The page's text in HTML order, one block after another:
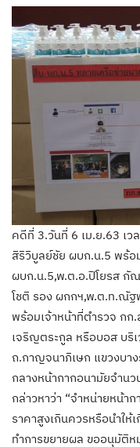
คดีที่ 3.วันที่ 6 เม.ย.63 เ
สิริวิบูลย์ชัย ผบก.น.5 พร้
ผบก.น.5,พ.ต.อ.ปิโยรส กั
โชติ รอง ผกกฯ,พ.ต.ท.ณั
พร้อมเจ้าหน้าที่ตำรวจ กก
เจริญตระกูล หรือบอส บริ
ถ.กาญจนาภิเษก แขวงบา
กลางหน้ากากอนามัยจำน
กล่าวหาว่า “จำหน่ายหน้า
ราคาสูงเกินควรหรือนำใ
ทำการขยายผล ขออนุมัติห